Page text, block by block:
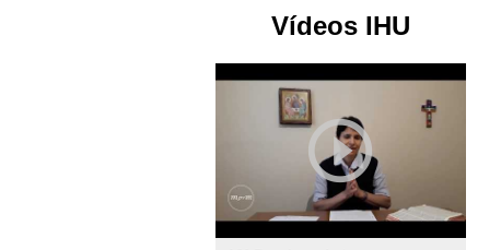
Vídeos IHU
play_circle_outline